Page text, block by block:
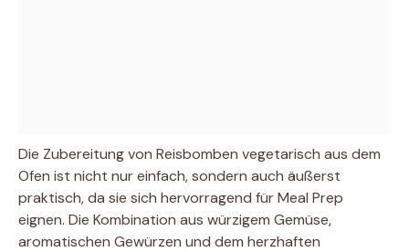
Die Zubereitung von Reisbomben vegetarisch aus dem
Ofen ist nicht nur einfach, sondern auch äußerst
praktisch, da sie sich hervorragend für Meal Prep
eignen. Die Kombination aus würzigem Gemüse,
aromatischen Gewürzen und dem herzhaften